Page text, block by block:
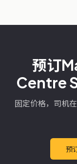
预订
Centre
固定价格，司机
预